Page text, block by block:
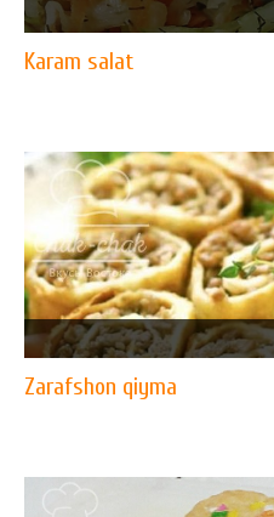
Karam salat
Zarafshon qiyma